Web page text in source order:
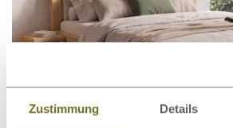
Zustimmung Details